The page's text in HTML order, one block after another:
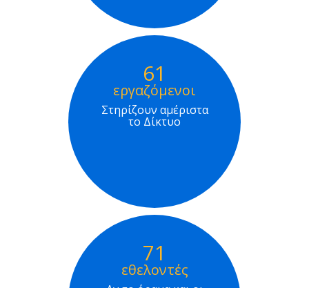
61
εργαζόμενοι
Στηρίζουν αμέριστα
το Δίκτυο
71
εθελοντές